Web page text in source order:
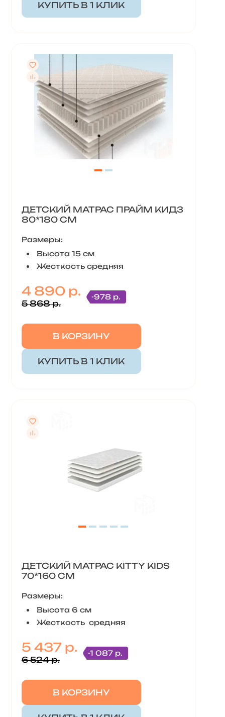
КУПИТЬ В 1 КЛИК
ДЕТСКИЙ МАТРАС ПРАЙМ КИДЗ
80*180 СМ
Размеры:
Высота 15 см
Жесткость средняя
4 890 р.
5 868 р.
-978 р.
В КОРЗИНУ
КУПИТЬ В 1 КЛИК
ДЕТСКИЙ МАТРАС KITTY KIDS
70*160 СМ
Размеры:
Высота 6 см
Жесткость средняя
5 437 р.
6 524 р.
-1 087 р.
В КОРЗИНУ